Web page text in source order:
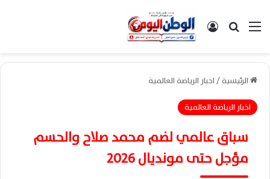
القائمةبحث عن تسجيل الدخول
الرئيسية/اخبار الرياضة العالمية
اخبار الرياضة العالمية
سباق عالمي لضم محمد صلاح والحسم
مؤجل حتى مونديال 2026